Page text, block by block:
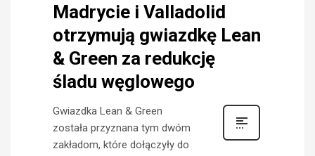
Madrycie i Valladolid
otrzymują gwiazdkę Lean
& Green za redukcję
śladu węglowego
Gwiazdka Lean & Green
została przyznana tym dwóm
zakładom, które dołączyły do